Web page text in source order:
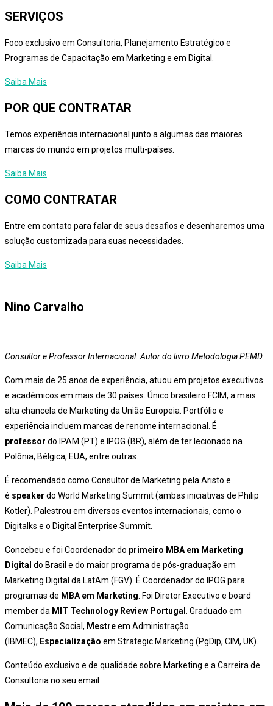
SERVIÇOS
Foco exclusivo em Consultoria, Planejamento Estratégico e
Programas de Capacitação em Marketing e em Digital.
Saiba Mais
POR QUE CONTRATAR
Temos experiência internacional junto a algumas das maiores
marcas do mundo em projetos multi-países.
Saiba Mais
COMO CONTRATAR
Entre em contato para falar de seus desafios e desenharemos uma
solução customizada para suas necessidades.
Saiba Mais
Nino Carvalho
Consultor e Professor Internacional. Autor do livro Metodologia PEMD.
Com mais de 25 anos de experiência, atuou em projetos executivos
e acadêmicos em mais de 30 países. Único brasileiro FCIM, a mais
alta chancela de Marketing da União Europeia. Portfólio e
experiência incluem marcas de renome internacional. É
professor do IPAM (PT) e IPOG (BR), além de ter lecionado na
Polônia, Bélgica, EUA, entre outras.
É recomendado como Consultor de Marketing pela Aristo e
é speaker do World Marketing Summit (ambas iniciativas de Philip
Kotler). Palestrou em diversos eventos internacionais, como o
Digitalks e o Digital Enterprise Summit.
Concebeu e foi Coordenador do primeiro MBA em Marketing
Digital do Brasil e do maior programa de pós-graduação em
Marketing Digital da LatAm (FGV). É Coordenador do IPOG para
programas de MBA em Marketing . Foi Diretor Executivo e board
member da MIT Technology Review Portugal
. Graduado em
Comunicação Social, Mestreem Administração
(IBMEC), Especialização em Strategic Marketing (PgDip, CIM, UK).
Conteúdo exclusivo e de qualidade sobre Marketing e a Carreira de
Consultoria no seu email